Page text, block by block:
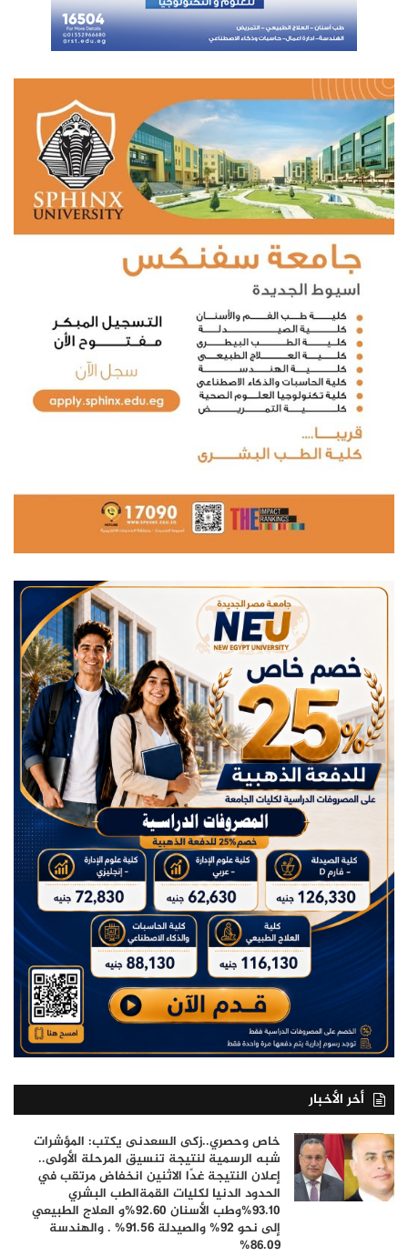
أخر الأخبار
خاص وحصري..زكى السعدنى يكتب: المؤشرات
شبه الرسمية لنتيجة تنسيق المرحلة الأولى..
إعلان النتيجة غدًا الاثنين انخفاض مرتقب في
الحدود الدنيا لكليات القمةالطب البشري
93.10%وطب الأسنان 92.60%و العلاج الطبيعي
إلى نحو 92% والصيدلة 91.56% . والهندسة
86.09%